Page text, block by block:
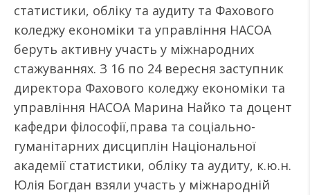
статистики, обліку та аудиту та Фахового
коледжу економіки та управління НАСОА
беруть активну участь у міжнародних
стажуваннях. З 16 по 24 вересня заступник
директора Фахового коледжу економіки та
управління НАСОА Марина Найко та доцент
кафедри філософії,права та соціально-
гуманітарних дисциплін Національної
академії статистики, обліку та аудиту, к.ю.н.
Юлія Богдан взяли участь у міжнародній